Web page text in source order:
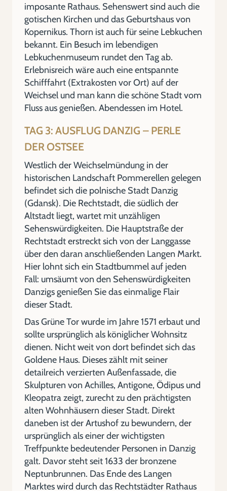
imposante Rathaus. Sehenswert sind auch die
gotischen Kirchen und das Geburtshaus von
Kopernikus. Thorn ist auch für seine Lebkuchen
bekannt. Ein Besuch im lebendigen
Lebkuchenmuseum rundet den Tag ab.
Erlebnisreich wäre auch eine entspannte
Schifffahrt (Extrakosten vor Ort) auf der
Weichsel und man kann die schöne Stadt vom
Fluss aus genießen. Abendessen im Hotel.
TAG 3: AUSFLUG DANZIG – PERLE
DER OSTSEE
Westlich der Weichselmündung in der
historischen Landschaft Pommerellen gelegen
befindet sich die polnische Stadt Danzig
(Gdansk). Die Rechtstadt, die südlich der
Altstadt liegt, wartet mit unzähligen
Sehenswürdigkeiten. Die Hauptstraße der
Rechtstadt erstreckt sich von der Langgasse
über den daran anschließenden Langen Markt.
Hier lohnt sich ein Stadtbummel auf jeden
Fall: umsäumt von den Sehenswürdigkeiten
Danzigs genießen Sie das einmalige Flair
dieser Stadt.
Das Grüne Tor wurde im Jahre 1571 erbaut und
sollte ursprünglich als königlicher Wohnsitz
dienen. Nicht weit von dort befindet sich das
Goldene Haus. Dieses zählt mit seiner
detailreich verzierten Außenfassade, die
Skulpturen von Achilles, Antigone, Ödipus und
Kleopatra zeigt, zurecht zu den prächtigsten
alten Wohnhäusern dieser Stadt. Direkt
daneben ist der Artushof zu bewundern, der
ursprünglich als einer der wichtigsten
Treffpunkte bedeutender Personen in Danzig
galt. Davor steht seit 1633 der bronzene
Neptunbrunnen. Das Ende des Langen
Marktes wird durch das Rechtstädter Rathaus